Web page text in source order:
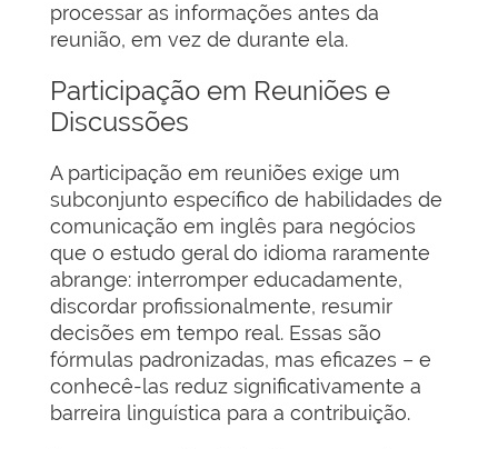
processar as informações antes da
reunião, em vez de durante ela.
Participação em Reuniões e
Discussões
A participação em reuniões exige um
subconjunto específico de habilidades de
comunicação em inglês para negócios
que o estudo geral do idioma raramente
abrange: interromper educadamente,
discordar profissionalmente, resumir
decisões em tempo real. Essas são
fórmulas padronizadas, mas eficazes – e
conhecê-las reduz significativamente a
barreira linguística para a contribuição.